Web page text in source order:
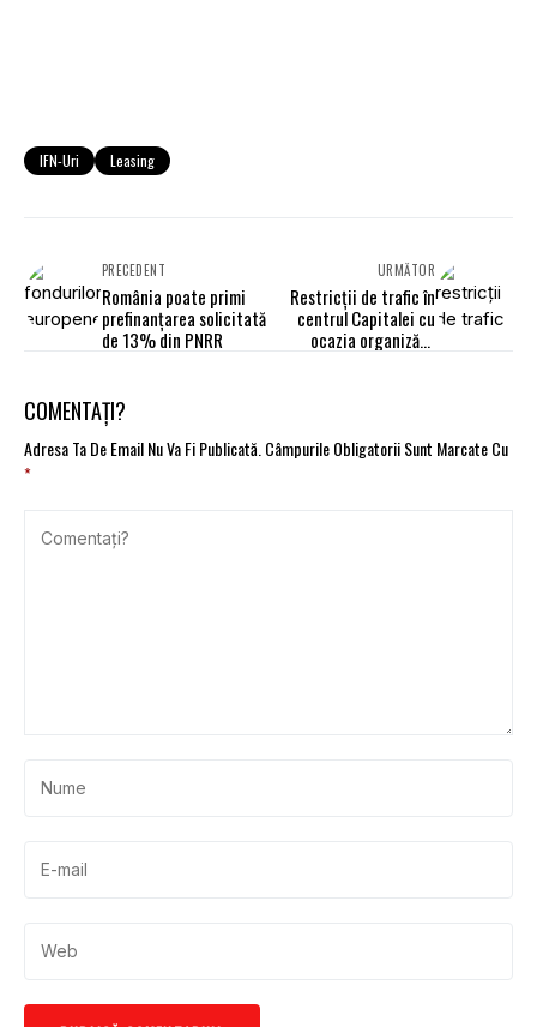
IFN-Uri Leasing
PRECEDENT
România poate primi
prefinanţarea solicitată
de 13% din PNRR
URMĂTOR
Restricţii de trafic în
centrul Capitalei cu
ocazia organizării
COMENTAȚI?
Adresa Ta De Email Nu Va Fi Publicată.Câmpurile Obligatorii Sunt Marcate Cu
*